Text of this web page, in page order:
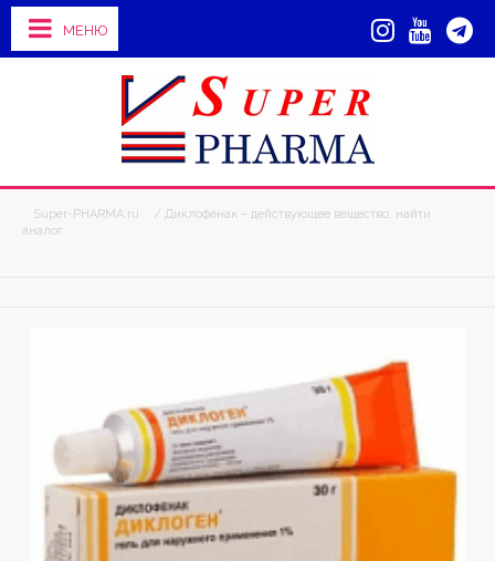
МЕНЮ
Super-PHARMA.ru
/ Диклофенак – действующее вещество, найти
аналог